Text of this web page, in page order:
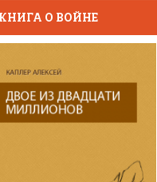
КНИГА О ВОЙНЕ